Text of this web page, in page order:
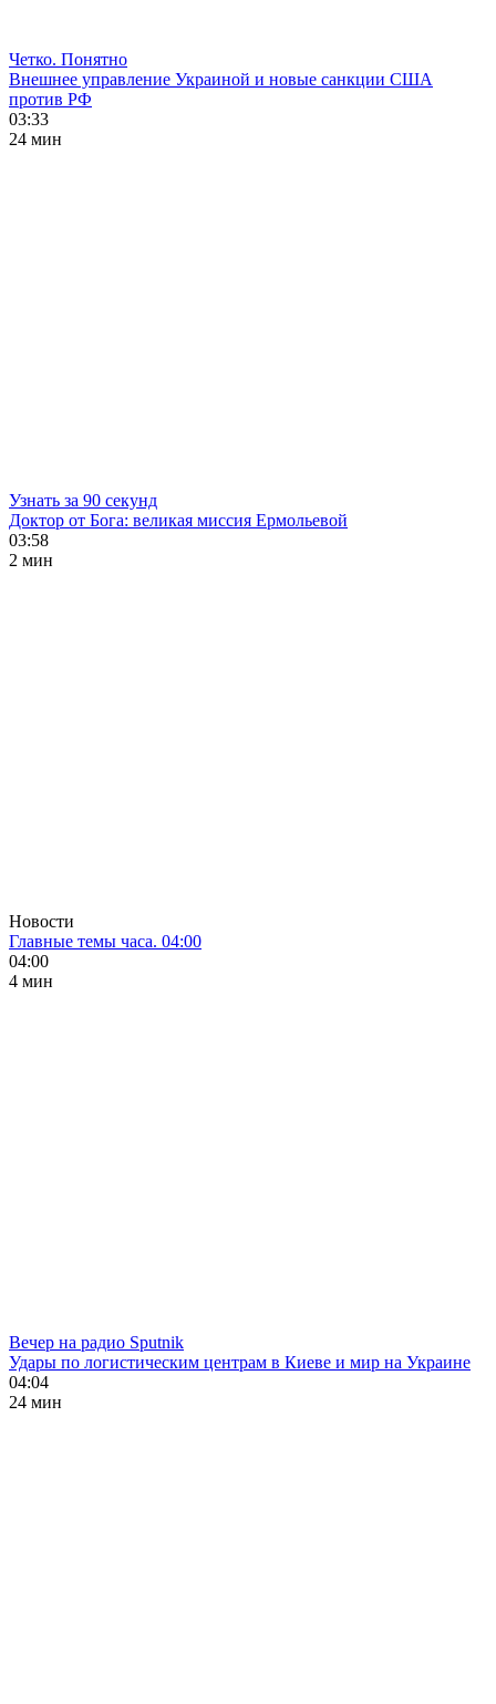
Четко. Понятно
Внешнее управление Украиной и новые санкции США
против РФ
03:33
24 мин
Узнать за 90 секунд
Доктор от Бога: великая миссия Ермольевой
03:58
2 мин
Новости
Главные темы часа. 04:00
04:00
4 мин
Вечер на радио Sputnik
Удары по логистическим центрам в Киеве и мир на Украине
04:04
24 мин